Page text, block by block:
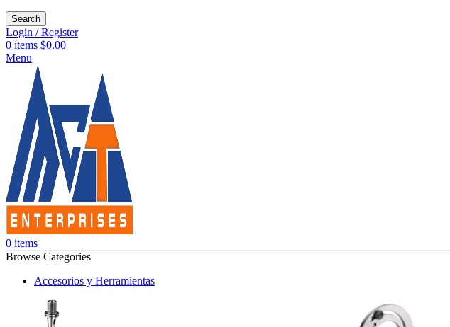
Search
Login / Register
0 items $0.00
Menu
0 items
Browse Categories
Accesorios y Herramientas